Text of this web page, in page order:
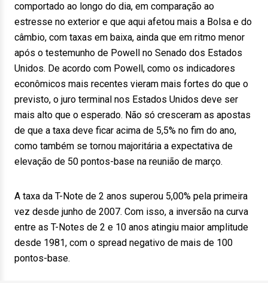
comportado ao longo do dia, em comparação ao
estresse no exterior e que aqui afetou mais a Bolsa e do
câmbio, com taxas em baixa, ainda que em ritmo menor
após o testemunho de Powell no Senado dos Estados
Unidos. De acordo com Powell, como os indicadores
econômicos mais recentes vieram mais fortes do que o
previsto, o juro terminal nos Estados Unidos deve ser
mais alto que o esperado. Não só cresceram as apostas
de que a taxa deve ficar acima de 5,5% no fim do ano,
como também se tornou majoritária a expectativa de
elevação de 50 pontos-base na reunião de março.
A taxa da T-Note de 2 anos superou 5,00% pela primeira
vez desde junho de 2007. Com isso, a inversão na curva
entre as T-Notes de 2 e 10 anos atingiu maior amplitude
desde 1981, com o spread negativo de mais de 100
pontos-base.